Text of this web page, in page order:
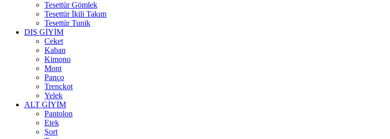
Tesettür Gömlek
Tesettür İkili Takım
Tesettür Tunik
DIŞ GİYİM
Ceket
Kaban
Kimono
Mont
Panço
Trençkot
Yelek
ALT GİYİM
Pantolon
Etek
Şort